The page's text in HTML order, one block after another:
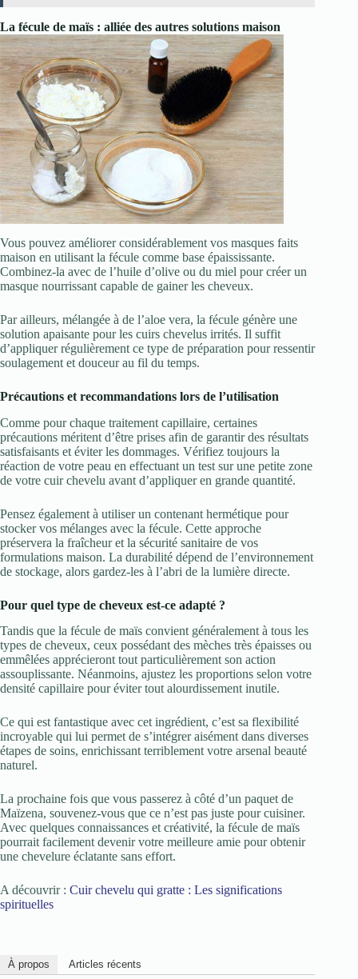
La fécule de maïs : alliée des autres solutions maison
Vous pouvez améliorer considérablement vos masques faits
maison en utilisant la fécule comme base épaississante.
Combinez-la avec de l’huile d’olive ou du miel pour créer un
masque nourrissant capable de gainer les cheveux.
Par ailleurs, mélangée à de l’aloe vera, la fécule génère une
solution apaisante pour les cuirs chevelus irrités. Il suffit
d’appliquer régulièrement ce type de préparation pour ressentir
soulagement et douceur au fil du temps.
Précautions et recommandations lors de l’utilisation
Comme pour chaque traitement capillaire, certaines
précautions méritent d’être prises afin de garantir des résultats
satisfaisants et éviter les dommages. Vérifiez toujours la
réaction de votre peau en effectuant un test sur une petite zone
de votre cuir chevelu avant d’appliquer en grande quantité.
Pensez également à utiliser un contenant hermétique pour
stocker vos mélanges avec la fécule. Cette approche
préservera la fraîcheur et la sécurité sanitaire de vos
formulations maison. La durabilité dépend de l’environnement
de stockage, alors gardez-les à l’abri de la lumière directe.
Pour quel type de cheveux est-ce adapté ?
Tandis que la fécule de maïs convient généralement à tous les
types de cheveux, ceux possédant des mèches très épaisses ou
emmêlées apprécieront tout particulièrement son action
assouplissante. Néanmoins, ajustez les proportions selon votre
densité capillaire pour éviter tout alourdissement inutile.
Ce qui est fantastique avec cet ingrédient, c’est sa flexibilité
incroyable qui lui permet de s’intégrer aisément dans diverses
étapes de soins, enrichissant terriblement votre arsenal beauté
naturel.
La prochaine fois que vous passerez à côté d’un paquet de
Maïzena, souvenez-vous que ce n’est pas juste pour cuisiner.
Avec quelques connaissances et créativité, la fécule de maïs
pourrait facilement devenir votre meilleure amie pour obtenir
une chevelure éclatante sans effort.
A découvrir : Cuir chevelu qui gratte : Les significations
spirituelles
À propos Articles récents